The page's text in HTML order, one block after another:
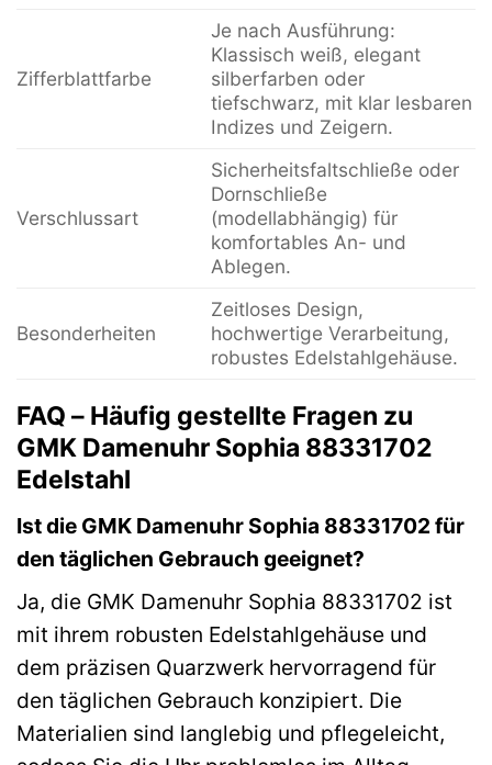
Zifferblattfarbe
Je nach Ausführung:
Klassisch weiß, elegant
silberfarben oder
tiefschwarz, mit klar lesbaren
Indizes und Zeigern.
Verschlussart
Sicherheitsfaltschließe oder
Dornschließe
(modellabhängig) für
komfortables An- und
Ablegen.
Besonderheiten
Zeitloses Design,
hochwertige Verarbeitung,
robustes Edelstahlgehäuse.
FAQ – Häufig gestellte Fragen zu
GMK Damenuhr Sophia 88331702
Edelstahl
Ist die GMK Damenuhr Sophia 88331702 für
den täglichen Gebrauch geeignet?
Ja, die GMK Damenuhr Sophia 88331702 ist
mit ihrem robusten Edelstahlgehäuse und
dem präzisen Quarzwerk hervorragend für
den täglichen Gebrauch konzipiert. Die
Materialien sind langlebig und pflegeleicht,